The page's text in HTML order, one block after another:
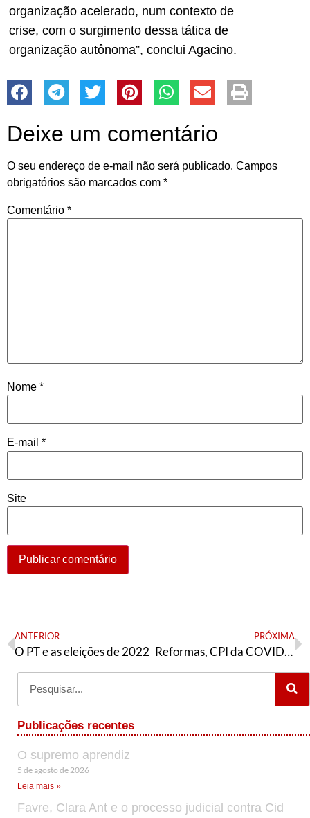
organização acelerado, num contexto de
crise, com o surgimento dessa tática de
organização autônoma”, conclui Agacino.
Deixe um comentário
O seu endereço de e-mail não será publicado. Campos
obrigatórios são marcados com *
Comentário *
Nome *
E-mail *
Site
ANTERIOR
O PT e as eleições de 2022
PRÓXIMA
Reformas, CPI da COVID-19 e Lei de Segurança Nacional
Publicações recentes
O supremo aprendiz
5 de agosto de 2026
Leia mais »
Favre, Clara Ant e o processo judicial contra Cid